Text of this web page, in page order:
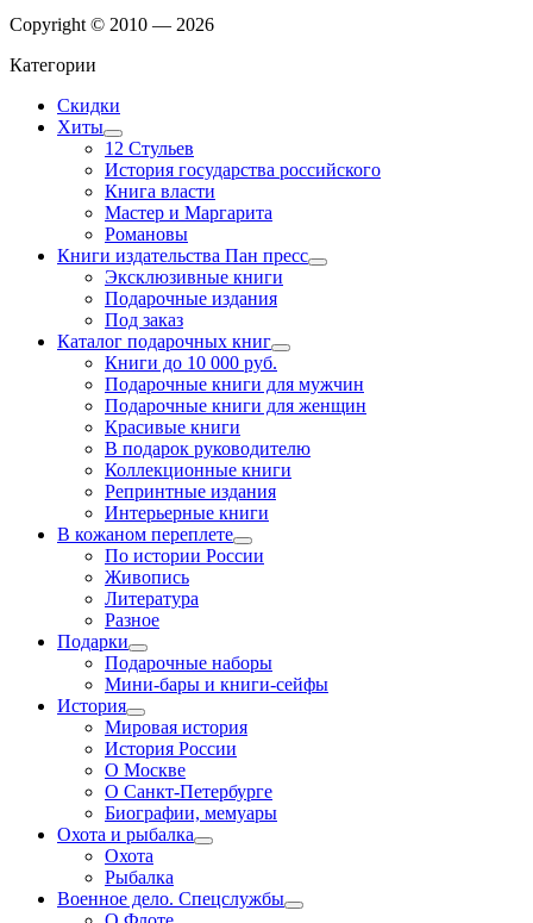
Copyright © 2010 — 2026
Категории
Скидки
Хиты
12 Стульев
История государства российского
Книга власти
Мастер и Маргарита
Романовы
Книги издательства Пан пресс
Эксклюзивные книги
Подарочные издания
Под заказ
Каталог подарочных книг
Книги до 10 000 руб.
Подарочные книги для мужчин
Подарочные книги для женщин
Красивые книги
В подарок руководителю
Коллекционные книги
Репринтные издания
Интерьерные книги
В кожаном переплете
По истории России
Живопись
Литература
Разное
Подарки
Подарочные наборы
Мини-бары и книги-сейфы
История
Мировая история
История России
О Москве
О Санкт-Петербурге
Биографии, мемуары
Охота и рыбалка
Охота
Рыбалка
Военное дело. Спецслужбы